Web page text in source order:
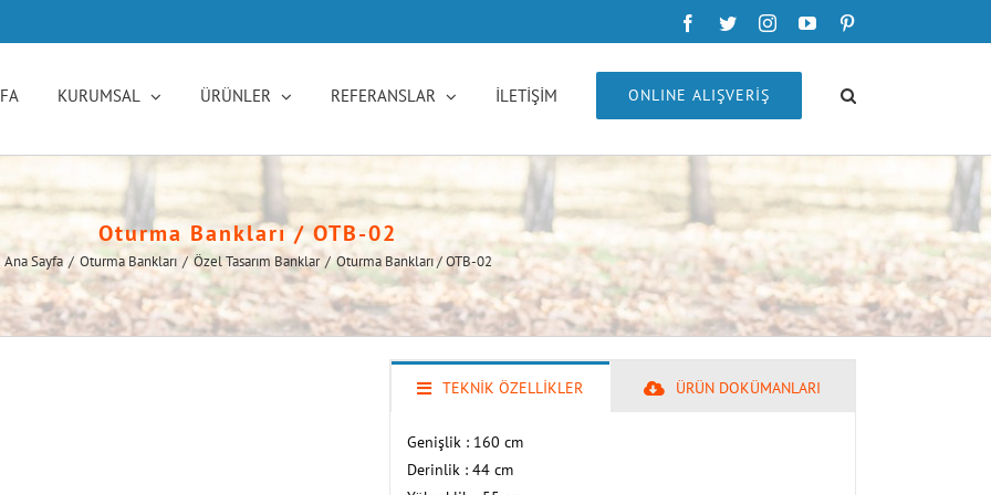
Facebook
TwitterInstagramYouTube
KURUMSAL ÜRÜNLER REFERANSLAR İLETİŞİM ONLINE ALIŞVERİŞ
Oturma Bankları / OTB-02
Ana Sayfa / Oturma Bankları / Özel Tasarım Banklar / Oturma Bankları / OTB-02
TEKNİK ÖZELLİKLER ÜRÜN DOKÜMANLARI
Genişlik : 160 cm
Derinlik : 44 cm